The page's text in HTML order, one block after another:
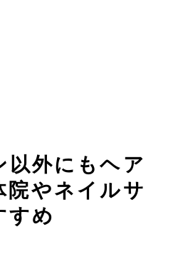
以外にもヘア
院やネイルサ
すめ